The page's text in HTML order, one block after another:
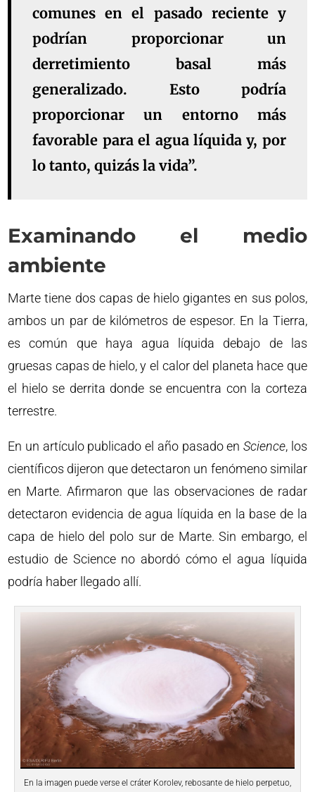
comunes en el pasado reciente y
podrían proporcionar un
derretimiento basal más
generalizado. Esto podría
proporcionar un entorno más
favorable para el agua líquida y, por
lo tanto, quizás la vida”.
Examinando el medio
ambiente
Marte tiene dos capas de hielo gigantes en sus polos,
ambos un par de kilómetros de espesor. En la Tierra,
es común que haya agua líquida debajo de las
gruesas capas de hielo, y el calor del planeta hace que
el hielo se derrita donde se encuentra con la corteza
terrestre.
En un artículo publicado el año pasado enScience, los
científicos dijeron que detectaron un fenómeno similar
en Marte. Afirmaron que las observaciones de radar
detectaron evidencia de agua líquida en la base de la
capa de hielo del polo sur de Marte. Sin embargo, el
estudio de Science no abordó cómo el agua líquida
podría haber llegado allí.
En la imagen puede verse el cráter Korolev, rebosante de hielo perpetuo,